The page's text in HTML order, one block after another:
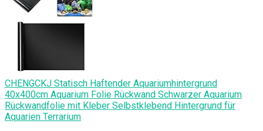
CHENGCKJ Statisch Haftender Aquariumhintergrund
40x400cm Aquarium Folie Rückwand Schwarzer Aquarium
Rückwandfolie mit Kleber Selbstklebend Hintergrund für
Aquarien Terrarium